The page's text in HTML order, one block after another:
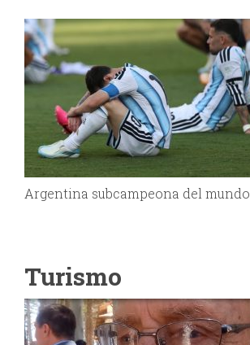
Argentina subcampeona del mundo
Turismo